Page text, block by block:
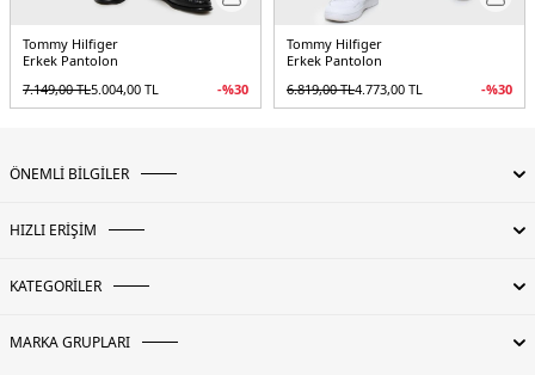
Tommy Hilfiger
Erkek Pantolon
7.149,00TL5.004,00 TL -%30
Tommy Hilfiger
Erkek Pantolon
6.819,00TL4.773,00 TL -%30
ÖNEMLİ BİLGİLER
HIZLI ERİŞİM
KATEGORİLER
MARKA GRUPLARI